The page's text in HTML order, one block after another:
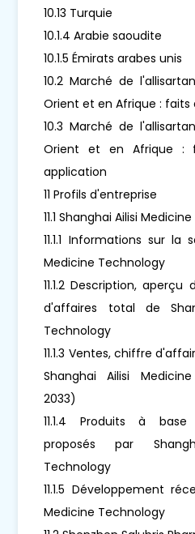
10.13 Turquie
10.1.4 Arabie saoudite
10.1.5 Émirats arabes unis
10.2 Marché de
Orient et en Afrique :
10.3 Marché de
Orient et en Afrique :
application
11 Profils d'entreprise
11.1 Shanghai Ailisi
11.1.1 Informations sur la
Medicine Technology
11.1.2 Description,
d'affaires total de
Technology
11.1.3 Ventes, chiffre
Shanghai Ailisi
2033)
11.1.4 Produits à base
proposés par
Technology
11.1.5 Développement
Medicine Technology